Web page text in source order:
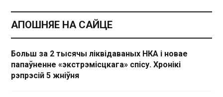
АПОШНЯЕ НА САЙЦЕ
Больш за 2 тысячы ліквідаваных НКА і новае
папаўненне «экстрэмісцкага» спісу. Хронікі
рэпрэсій 5 жніўня